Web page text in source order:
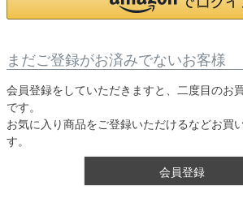
まだご登録がお済みでないお客様
会員登録をしていただきますと、二度目のお
です。
お気に入り商品をご登録いただけるなどお買
す。
会員登録